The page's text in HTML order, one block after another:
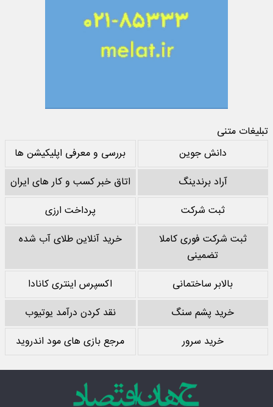
تبلیغات متنی
دانش جوین
بررسی و معرفی اپلیکیشن ها
آراد برندینگ
اتاق خبر کسب و کار های ایران
ثبت شرکت
پرداخت ارزی
ثبت شرکت فوری کاملا
تضمینی
خرید آنلاین طلای آب شده
بالابر ساختمانی
اکسپرس اینتری کانادا
خرید پشم سنگ
نقد کردن درآمد یوتیوب
خرید سرور
مرجع بازی های مود اندروید